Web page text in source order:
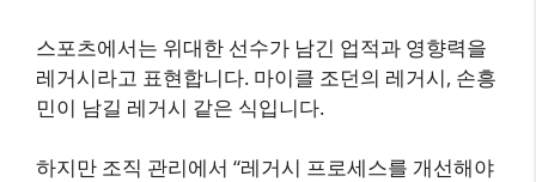
스포츠에서는 위대한 선수가 남긴 업적과 영향력을
레거시라고 표현합니다. 마이클 조던의 레거시, 손흥
민이 남길 레거시 같은 식입니다.
하지만 조직 관리에서 “레거시 프로세스를 개선해야